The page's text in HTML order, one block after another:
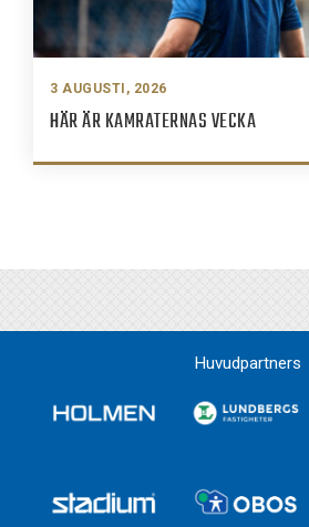
3 AUGUSTI, 2026
HÄR ÄR KAMRATERNAS VECKA
Huvudpartners